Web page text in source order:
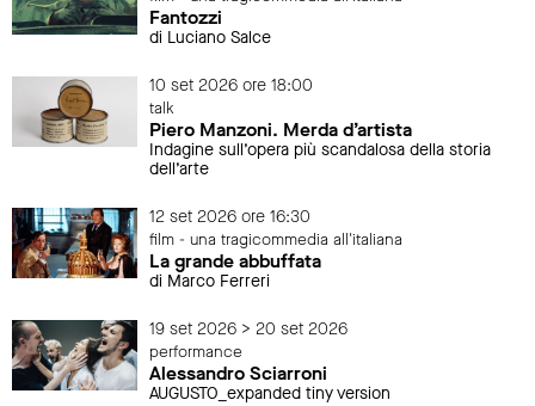
Fantozzi
di Luciano Salce
10 set 2026 ore 18:00
talk
Piero Manzoni. Merda d’artista
Indagine sull’opera più scandalosa della storia
dell’arte
12 set 2026 ore 16:30
film - una tragicommedia all'italiana
La grande abbuffata
di Marco Ferreri
19 set 2026 > 20 set 2026
performance
Alessandro Sciarroni
AUGUSTO_expanded tiny version